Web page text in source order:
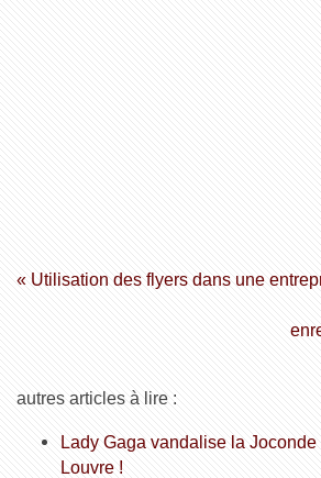
« Utilisation des flyers dans une
autres articles à lire :
Lady Gaga vandalise la Joconde
Louvre !